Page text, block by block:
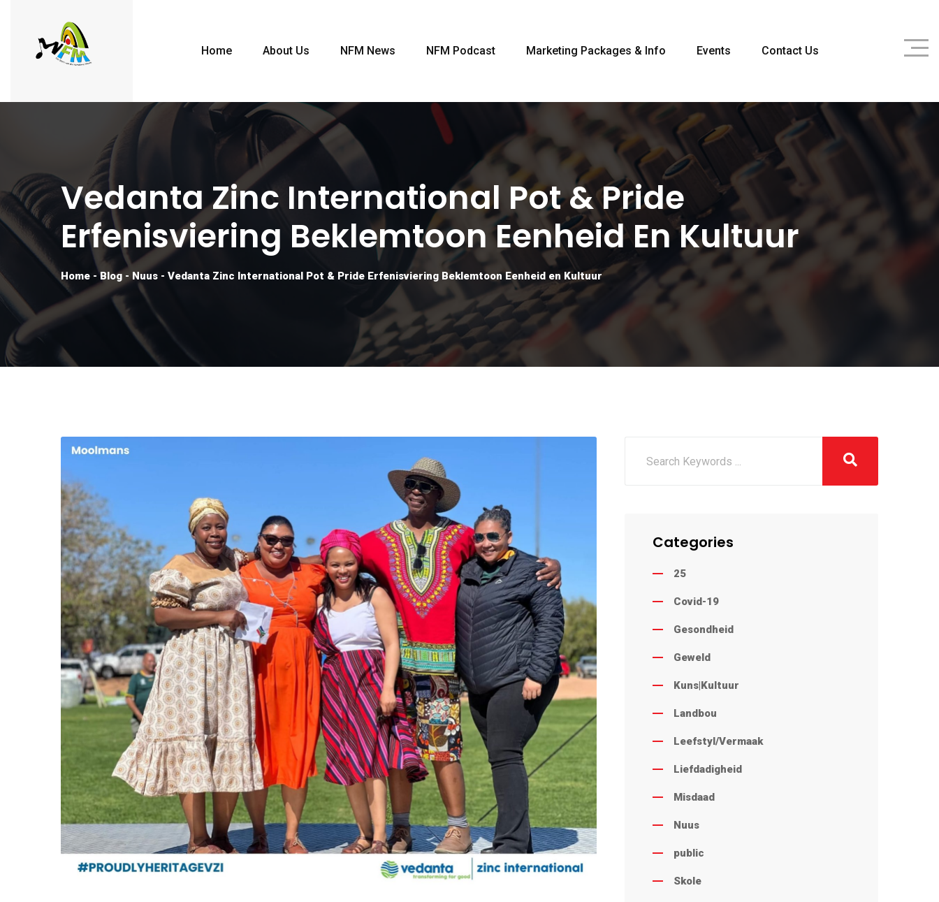
Home About Us NFM News NFM Podcast Marketing Packages & Info Events Contact Us
Vedanta Zinc International Pot & Pride
Erfenisviering Beklemtoon Eenheid En Kultuur
Home -Blog - Nuus - Vedanta Zinc International Pot & Pride Erfenisviering Beklemtoon Eenheid en Kultuur
Categories
25
Covid-19
Gesondheid
Geweld
Kuns|Kultuur
Landbou
Leefstyl/Vermaak
Liefdadigheid
Misdaad
Nuus
public
Skole